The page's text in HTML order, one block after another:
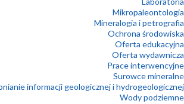
Mikropaleontologia
Mineralogia i petrografia
Ochrona środowiska
Oferta edukacyjna
Oferta wydawnicza
Prace interwencyjne
Surowce mineralne
informacji geologicznej i hydrogeologicznej
Wody podziemne